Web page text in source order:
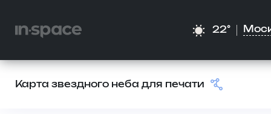
22°
Карта звездного неба для печати